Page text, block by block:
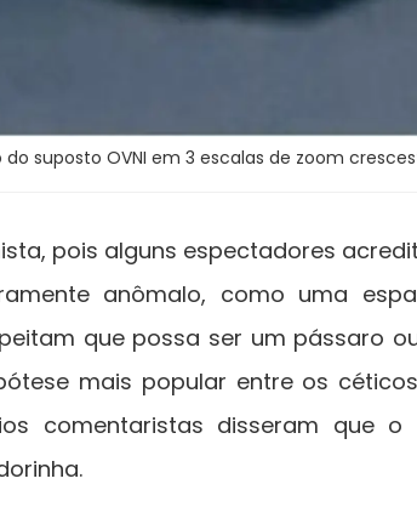
do suposto OVNI em 3 escalas de zoom
pois alguns espectadores
anômalo, como uma
que possa ser um pássaro
mais popular entre os
comentaristas disseram que